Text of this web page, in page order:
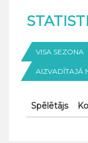
VISA SEZONA
AIZVADĪTAJĀ
Spēlētājs